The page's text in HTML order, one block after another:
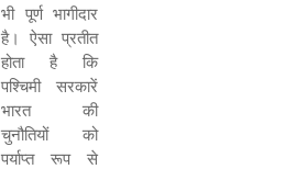
भी पूर्ण भागीदार
है। ऐसा प्रतीत
होता है कि
पश्चिमी सरकारें
भारत की
चुनौतियों को
पर्याप्त रूप से